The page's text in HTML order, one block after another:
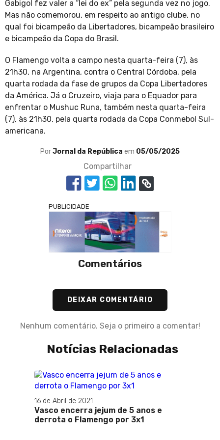
Gabigol fez valer a “lei do ex” pela segunda vez no jogo.
Mas não comemorou, em respeito ao antigo clube, no
qual foi bicampeão da Libertadores, bicampeão brasileiro
e bicampeão da Copa do Brasil.
O Flamengo volta a campo nesta quarta-feira (7), às
21h30, na Argentina, contra o Central Córdoba, pela
quarta rodada da fase de grupos da Copa Libertadores
da América. Já o Cruzeiro, viaja para o Equador para
enfrentar o Mushuc Runa, também nesta quarta-feira
(7), às 21h30, pela quarta rodada da Copa Conmebol Sul-
americana.
PorJornal da República em 05/05/2025
Compartilhar
PUBLICIDADE
Comentários
DEIXAR COMENTÁRIO
Nenhum comentário. Seja o primeiro a comentar!
Notícias Relacionadas